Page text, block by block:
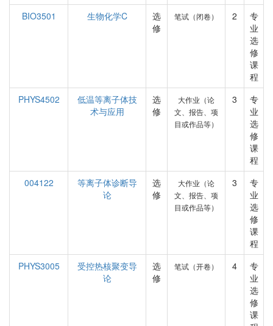
BIO3501
生物化学C
选
修
笔试（闭卷） 2
专
业
选
修
课
程
PHYS4502
低温等离子体技
术与应用
选
修
大作业（论
文、报告、项
目或作品等）
3
专
业
选
修
课
程
004122
等离子体诊断导
论
选
修
大作业（论
文、报告、项
目或作品等）
3
专
业
选
修
课
程
PHYS3005
受控热核聚变导
论
选
修
笔试（开卷） 4
专
业
选
修
课